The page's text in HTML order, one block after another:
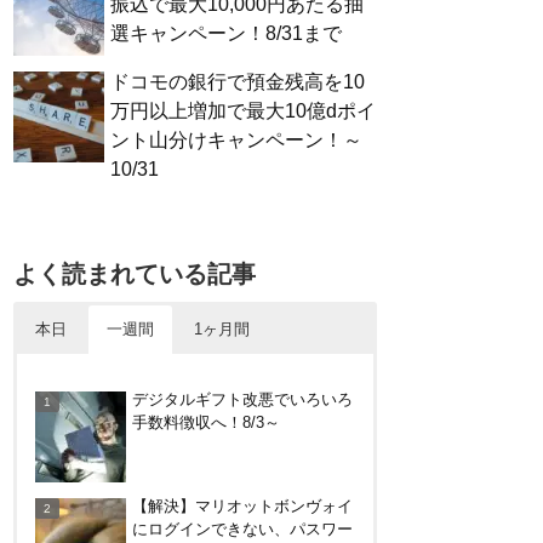
振込で最大10,000円あたる抽
選キャンペーン！8/31まで
ドコモの銀行で預金残高を10
万円以上増加で最大10億dポイ
ント山分けキャンペーン！～
10/31
よく読まれている記事
本日 一週間 1ヶ月間
ードで最大10%キャッシュバッ
ク！中小企業店舗の対象店舗
界王拳なみに金利を上げる鍵に
なる！オートチャージなどメリ
デジタルギフト改悪でいろいろ
手数料徴収へ！8/3～
【解決】マリオットボンヴォイ
にログインできない、パスワー